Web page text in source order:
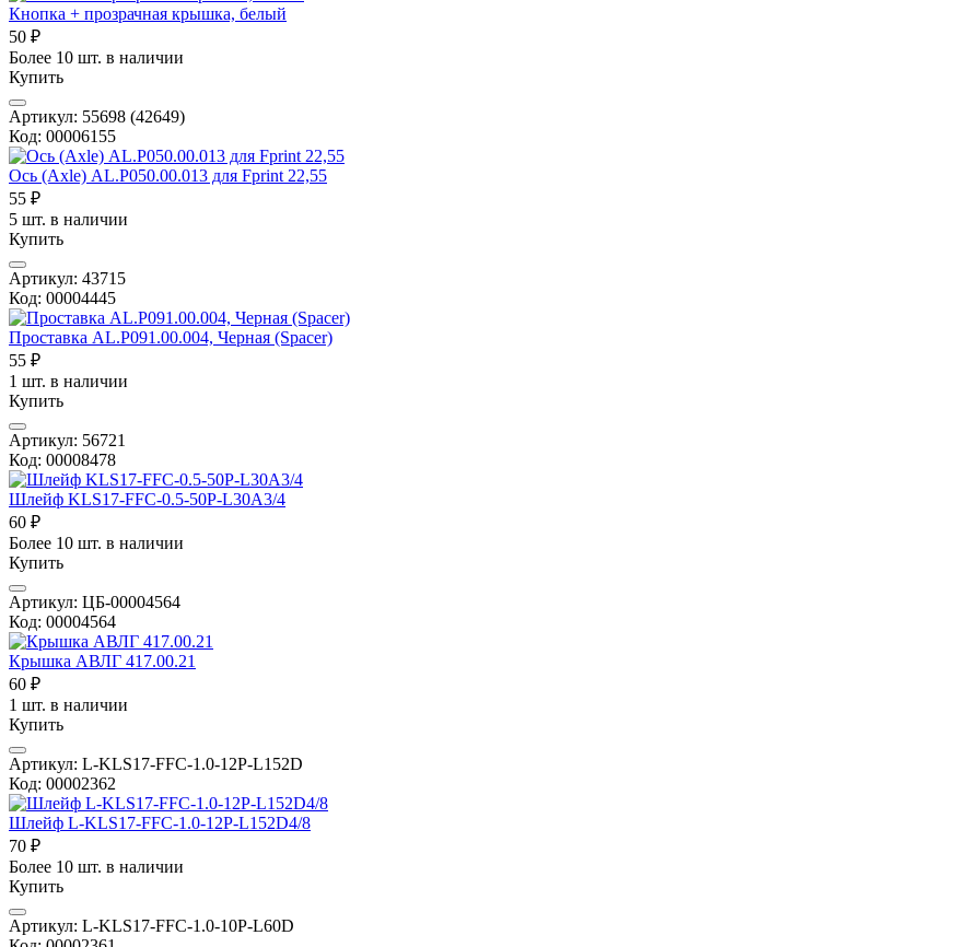
Кнопка + прозрачная крышка, белый
50 ₽
Более 10 шт. в наличии
Купить
Артикул: 55698 (42649)
Код: 00006155
Ось (Axle) AL.P050.00.013 для Fprint 22,55
55 ₽
5 шт. в наличии
Купить
Артикул: 43715
Код: 00004445
Проставка AL.P091.00.004, Черная (Spacer)
55 ₽
1 шт. в наличии
Купить
Артикул: 56721
Код: 00008478
Шлейф KLS17-FFC-0.5-50P-L30A3/4
60 ₽
Более 10 шт. в наличии
Купить
Артикул: ЦБ-00004564
Код: 00004564
Крышка АВЛГ 417.00.21
60 ₽
1 шт. в наличии
Купить
Артикул: L-KLS17-FFC-1.0-12P-L152D
Код: 00002362
Шлейф L-KLS17-FFC-1.0-12P-L152D4/8
70 ₽
Более 10 шт. в наличии
Купить
Артикул: L-KLS17-FFC-1.0-10P-L60D